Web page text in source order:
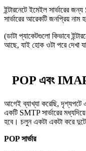
ইন্টারনেটে ইমেইল সার্ভারের
সার্ভারের আরেকটি জনপ্রিয়
(ডাটা প্যাকেটগুলো কিভাবে
আছে, যাই হোক ওটা পরে দেখা
POP এবং IMAP
আগেই ব্যাখ্যা করেছি, দৃশ্যপটে
একটি SMTP সার্ভারের
হবে। চলুন একটা একটা করে
POP সার্ভার